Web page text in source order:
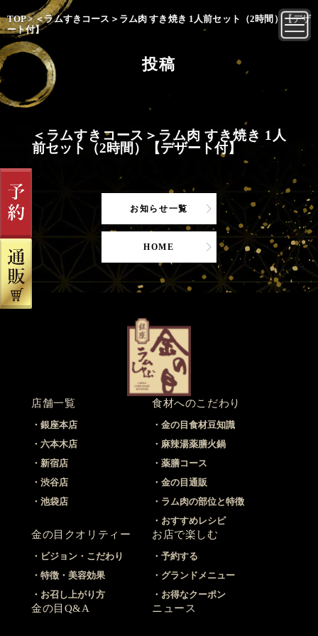
TOP>＜ラムすきコース＞ラム肉 すき焼き 1人前セット（2時間）【デザ
ート付】
投稿
＜ラムすきコース＞ラム肉 すき焼き 1人
前セット（2時間）【デザート付】
お知らせ一覧
HOME
店舗一覧
銀座本店
六本木店
新宿店
渋谷店
池袋店
食材へのこだわり
金の目食材豆知識
麻辣湯薬膳火鍋
薬膳コース
金の目通販
ラム肉の部位と特徴
おすすめレシピ
金の目クオリティー
ビジョン・こだわり
特徴・美容効果
お召し上がり方
お店で楽しむ
予約する
グランドメニュー
お得なクーポン
金の目Q&A ニュース